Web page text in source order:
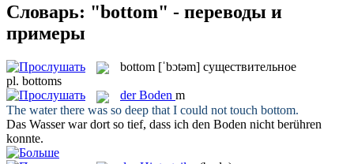
Словарь: "bottom" - переводы и
примеры
bottom [ˈbɔtəm] существительное
pl. bottoms
derBoden m
The water there was so deep that I could not touch bottom.
Das Wasser war dort so tief, dass ich den Boden nicht berühren
konnte.